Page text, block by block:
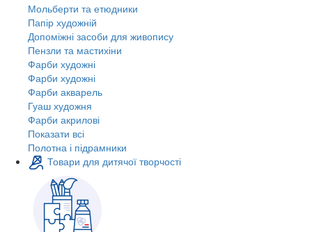
Мольберти та етюдники
Папір художній
Допоміжні засоби для живопису
Пензли та мастихіни
Фарби художні
Фарби художні
Фарби акварель
Гуаш художня
Фарби акрилові
Показати всі
Полотна і підрамники
Товари для дитячої творчості